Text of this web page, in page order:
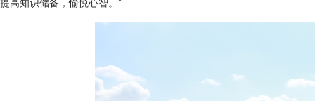
提高知识储备，愉悦心智。”